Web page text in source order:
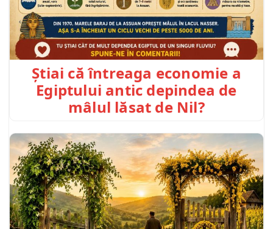
Știai că întreaga economie a
Egiptului antic depindea de
mâlul lăsat de Nil?